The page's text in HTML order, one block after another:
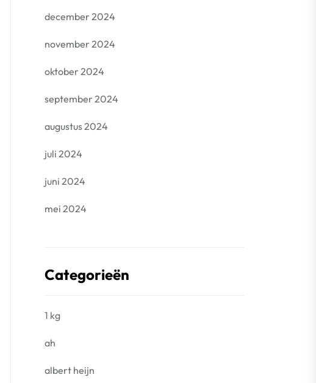
december 2024
november 2024
oktober 2024
september 2024
augustus 2024
juli 2024
juni 2024
mei 2024
Categorieën
1 kg
ah
albert heijn